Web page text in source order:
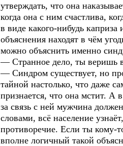
утверждать, что она
когда она с ним счастлива,
в виде какого-нибудь
объяснения находят в чём
можно объяснить именно
— Странное дело, ты веришь
— Синдром существует, но
тайной настолько, что даже
признается, что она мстит.
за связь с ней мужчина
словами, всё население
противоречие. Если ты кому-
вполне логичный такой